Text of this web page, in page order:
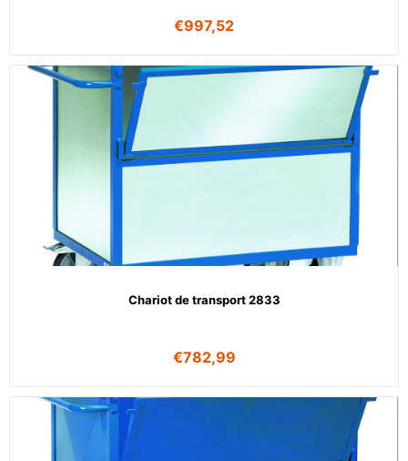
€997,52
Chariot de transport 2833
€782,99